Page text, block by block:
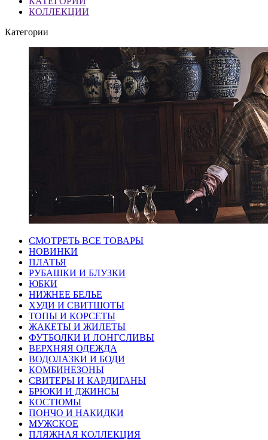
КОЛЛЕКЦИИ
Категории
СМОТРЕТЬ ВСЕ ТОВАРЫ
НОВИНКИ
ПЛАТЬЯ
РУБАШКИ И БЛУЗКИ
ЮБКИ
НИЖНЕЕ БЕЛЬЕ
ХУДИ И СВИТШОТЫ
ТОПЫ И КОРСЕТЫ
ЖАКЕТЫ И ЖИЛЕТЫ
ФУТБОЛКИ И ЛОНГСЛИВЫ
ВЕРХНЯЯ ОДЕЖДА
ВОДОЛАЗКИ И БОДИ
КОМБИНЕЗОНЫ
СВИТЕРЫ И КАРДИГАНЫ
БРЮКИ И ДЖИНСЫ
КОСТЮМЫ
ПОНЧО И НАКИДКИ
МУЖСКОЕ
ПЛЯЖНАЯ КОЛЛЕКЦИЯ